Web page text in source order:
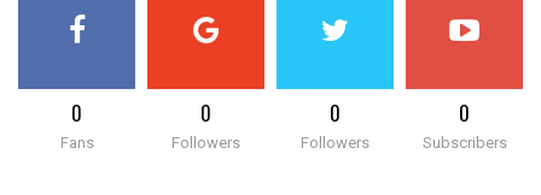
0
Fans
0
Followers
0
Followers
0
Subscribers